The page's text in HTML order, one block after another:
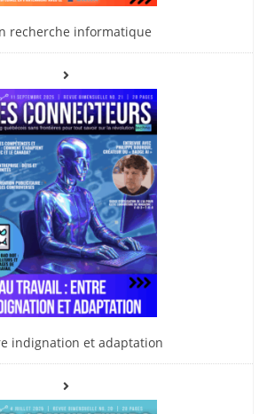
recherche informatique
indignation et adaptation